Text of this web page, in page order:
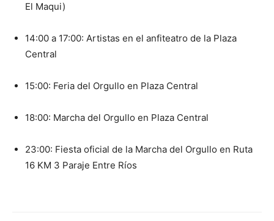
El Maqui)
14:00 a 17:00: Artistas en el anfiteatro de la Plaza
Central
15:00: Feria del Orgullo en Plaza Central
18:00: Marcha del Orgullo en Plaza Central
23:00: Fiesta oficial de la Marcha del Orgullo en Ruta
16 KM 3 Paraje Entre Ríos